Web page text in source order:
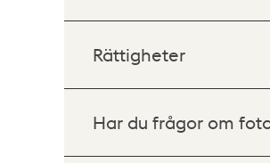
Rättigheter
Har du frågor om